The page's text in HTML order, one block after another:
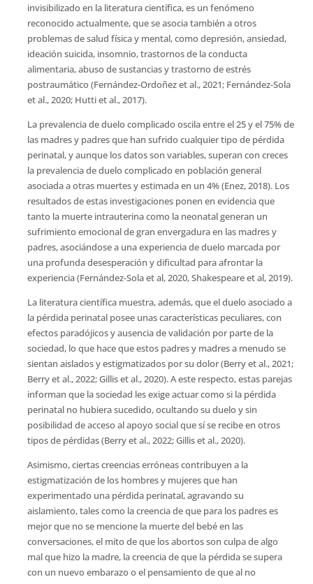
invisibilizado en la literatura científica, es un fenómeno
reconocido actualmente, que se asocia también a otros
problemas de salud física y mental, como depresión, ansiedad,
ideación suicida, insomnio, trastornos de la conducta
alimentaria, abuso de sustancias y trastorno de estrés
postraumático (Fernández-Ordoñez et al., 2021; Fernández-Sola
et al., 2020; Hutti et al., 2017).
La prevalencia de duelo complicado oscila entre el 25 y el 75% de
las madres y padres que han sufrido cualquier tipo de pérdida
perinatal, y aunque los datos son variables, superan con creces
la prevalencia de duelo complicado en población general
asociada a otras muertes y estimada en un 4% (Enez, 2018). Los
resultados de estas investigaciones ponen en evidencia que
tanto la muerte intrauterina como la neonatal generan un
sufrimiento emocional de gran envergadura en las madres y
padres, asociándose a una experiencia de duelo marcada por
una profunda desesperación y dificultad para afrontar la
experiencia (Fernández-Sola et al, 2020, Shakespeare et al, 2019).
La literatura científica muestra, además, que el duelo asociado a
la pérdida perinatal posee unas características peculiares, con
efectos paradójicos y ausencia de validación por parte de la
sociedad, lo que hace que estos padres y madres a menudo se
sientan aislados y estigmatizados por su dolor (Berry et al., 2021;
Berry et al., 2022; Gillis et al., 2020). A este respecto, estas parejas
informan que la sociedad les exige actuar como si la pérdida
perinatal no hubiera sucedido, ocultando su duelo y sin
posibilidad de acceso al apoyo social que sí se recibe en otros
tipos de pérdidas (Berry et al., 2022; Gillis et al., 2020).
Asimismo, ciertas creencias erróneas contribuyen a la
estigmatización de los hombres y mujeres que han
experimentado una pérdida perinatal, agravando su
aislamiento, tales como la creencia de que para los padres es
mejor que no se mencione la muerte del bebé en las
conversaciones, el mito de que los abortos son culpa de algo
mal que hizo la madre, la creencia de que la pérdida se supera
con un nuevo embarazo o el pensamiento de que al no